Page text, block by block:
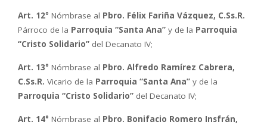
Art. 12° Nómbrase al Pbro. Félix Fariña Vázquez, C.Ss.R.
Párroco de la Parroquia “Santa Ana” y de la Parroquia
“Cristo Solidario” del Decanato IV;
Art. 13° Nómbrase al Pbro. Alfredo Ramírez Cabrera,
C.Ss.R. Vicario de la Parroquia “Santa Ana” y de la
Parroquia “Cristo Solidario” del Decanato IV;
Art. 14° Nómbrase al Pbro. Bonifacio Romero Insfrán,